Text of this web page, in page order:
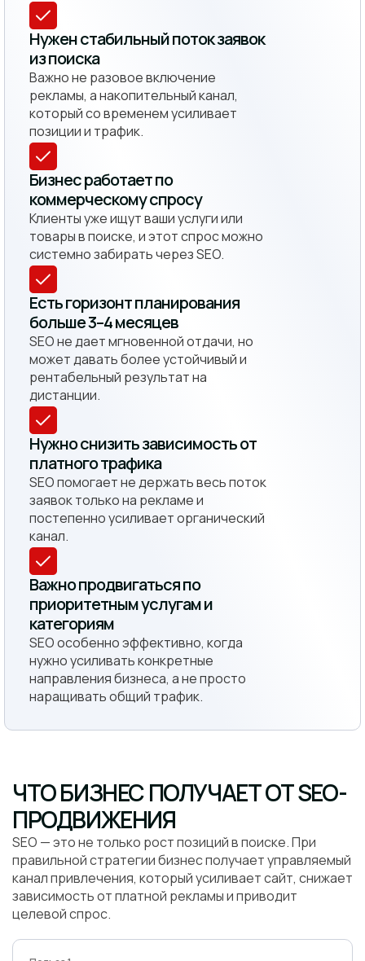
Нужен стабильный поток заявок
из поиска
Важно не разовое включение
рекламы, а накопительный канал,
который со временем усиливает
позиции и трафик.
Бизнес работает по
коммерческому спросу
Клиенты уже ищут ваши услуги или
товары в поиске, и этот спрос можно
системно забирать через SEO.
Есть горизонт планирования
больше 3–4 месяцев
SEO не дает мгновенной отдачи, но
может давать более устойчивый и
рентабельный результат на
дистанции.
Нужно снизить зависимость от
платного трафика
SEO помогает не держать весь поток
заявок только на рекламе и
постепенно усиливает органический
канал.
Важно продвигаться по
приоритетным услугам и
категориям
SEO особенно эффективно, когда
нужно усиливать конкретные
направления бизнеса, а не просто
наращивать общий трафик.
ЧТО БИЗНЕС ПОЛУЧАЕТ ОТ SEO-
ПРОДВИЖЕНИЯ
SEO — это не только рост позиций в поиске. При
правильной стратегии бизнес получает управляемый
канал привлечения, который усиливает сайт, снижает
зависимость от платной рекламы и приводит
целевой спрос.